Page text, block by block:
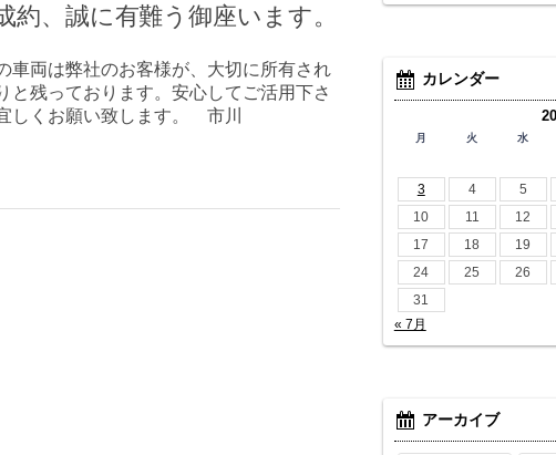
、誠に有難う御座います。
車両は弊社のお客様が、大切に所有され
と残っております。安心してご活用下さ
しくお願い致します。 市川
カレンダー
月 火 水
3
4 5
10
11 12
17
18 19
24
25 26
31
« 7月
アーカイブ